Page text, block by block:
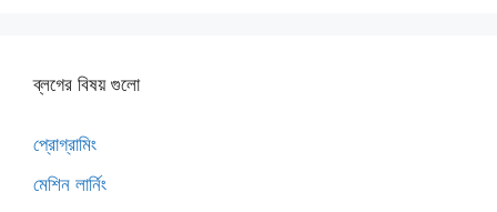
ব্লগের বিষয় গুলো
প্রোগ্রামিং
মেশিন লার্নিং